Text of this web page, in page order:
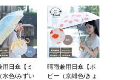
用日傘【ミ
水色/みずい
晴雨兼用日傘【ポ
ピー（京緋色/きょ